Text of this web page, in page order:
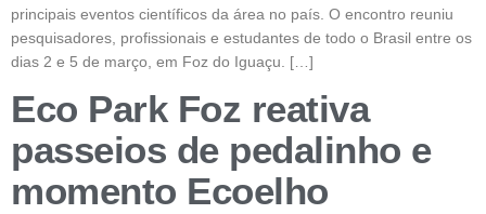
principais eventos científicos da área no país. O encontro reuniu
pesquisadores, profissionais e estudantes de todo o Brasil entre os
dias 2 e 5 de março, em Foz do Iguaçu. […]
Eco Park Foz reativa
passeios de pedalinho e
momento Ecoelho